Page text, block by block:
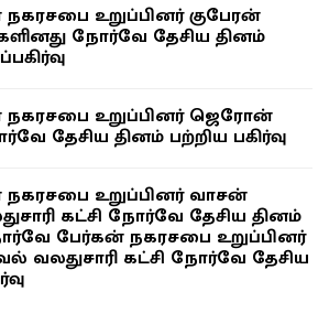
உறுப்பினர் குபேரன்
நோர்வே தேசிய தினம்
உறுப்பினர் ஜெரோன்
தேசிய தினம் பற்றிய பகிர்வு
உறுப்பினர் வாசன்
கட்சி நோர்வே தேசிய தினம்
பேர்கன் நகரசபை உறுப்பினர்
வலதுசாரி கட்சி நோர்வே தேசிய